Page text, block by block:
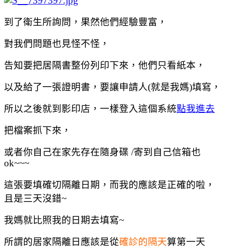
到了衛生所詢問，果然他們經驗豐富，
對我們問題也見怪不怪，
告知要把居隔書整份列印下來，他們只看紙本，
以及給了一張證明書，要讓申請人(就是我媽)填寫，
所以之後就到影印店，一樣登入這個系統點我進去
把檔案抓下來，
或者你自己在家先存在隨身碟 /寄到自己信箱也
ok~~~
這張要填確切隔離日期，而我的應該是正確的啦，
且是三天沒錯~
我媽就比照我的日期去填寫~
所謂的居家隔離日應該是從確診的隔天算第一天